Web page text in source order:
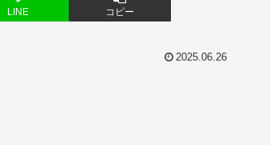
LINE コピー
2025.06.26